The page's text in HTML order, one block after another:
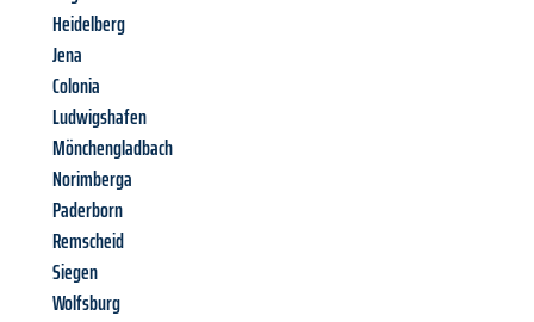
Heidelberg
Jena
Colonia
Ludwigshafen
Mönchengladbach
Norimberga
Paderborn
Remscheid
Siegen
Wolfsburg